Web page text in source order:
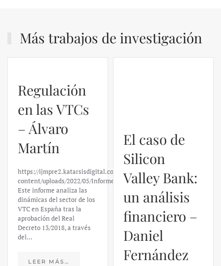
Más trabajos de investigación
Regulación
en las VTCs
– Álvaro
Martín
https://ijmpre2.katarsisdigital.com/wp-
content/uploads/2022/05/Informe_sobre_las_VTC.pdf
Este informe analiza las
dinámicas del sector de los
VTC en España tras la
aprobación del Real
Decreto 13/2018, a través
del…
LEER MÁS…
un análisis
financiero –
Daniel
Fernández
https://
content/uploads/2023/03/caso-
silicon-valley-ufm-market-
trends.pdf El último